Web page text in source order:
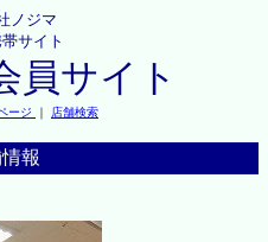
ノジマ
サイト
員サイト
ージ ｜ 店舗検索
報